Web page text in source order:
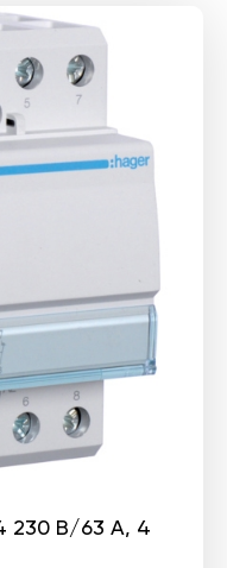
230 В/63 A, 4